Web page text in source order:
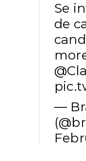
Se
de
—